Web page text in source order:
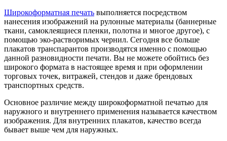
Широкоформатная печать выполняется посредством
нанесения изображений на рулонные материалы (баннерные
ткани, самоклеящиеся пленки, полотна и многое другое), с
помощью эко-растворимых чернил. Сегодня все больше
плакатов транспарантов производятся именно с помощью
данной разновидности печати. Вы не можете обойтись без
широкого формата в настоящее время и при оформлении
торговых точек, витражей, стендов и даже брендовых
транспортных средств.
Основное различие между широкоформатной печатью для
наружного и внутреннего применения называется качеством
изображения. Для внутренних плакатов, качество всегда
бывает выше чем для наружных.